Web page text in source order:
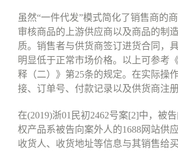
虽然“一件代发”模式简化了销售商的
审核商品的上游供应商以及商品的制
质。销售者与供货商签订进货合同，
明显低于正常市场价格。以上可参考
释（二）》第25条的规定。在实际操
接、订单号、付款记录以及供货商注
在(2019)浙01 民初2462号案[2]中，被
权产品系被告向案外人的1688网站供
收货人、收货地址等信息与其销售给